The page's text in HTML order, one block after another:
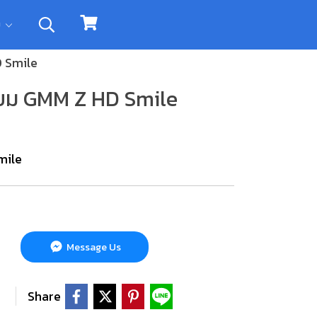
Smile
Z HD Smile
Message Us
Share